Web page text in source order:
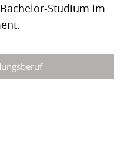
Studium im